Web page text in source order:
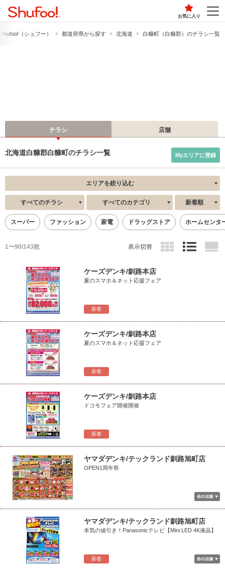
お気に入り
（シュフー） 都道府県から探す 北海道 白糠町（白糠郡）のチラシ一覧
チラシ 店舗
北海道白糠郡白糠町のチラシ一覧 Myエリアに登録
エリアを絞り込む
すべてのチラシ すべてのカテゴリ 新着順
スーパー ファッション 家電 ドラッグストア ホームセンタ
1〜90/143枚 表示切替
新着
ケーズデンキ/釧路本店
夏のスマホ＆ネット応援フェア
新着
ケーズデンキ/釧路本店
夏のスマホ＆ネット応援フェア
新着
ケーズデンキ/釧路本店
ドコモフェア開催開催
ヤマダデンキ/テックランド釧路旭町店
OPEN1周年祭
新着
ヤマダデンキ/テックランド釧路旭町店
本気の値引き！Panasonicテレビ【Mini LED 4K液晶】